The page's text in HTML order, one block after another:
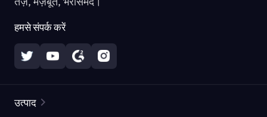
हमसे संपर्क करें
उत्पाद